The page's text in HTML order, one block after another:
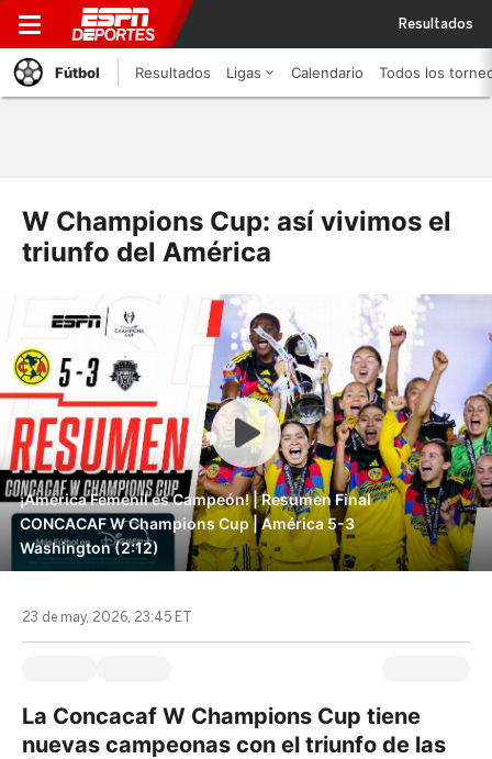
Resultados
Fútbol Resultados Ligas Calendario Todos los
W Champions Cup: así vivimos el
triunfo del América
¡América Femenil es Campeón! | Resumen Final
CONCACAF W Champions Cup | América 5-3
Washington (2:12)
23 de may, 2026, 23:45 ET
La Concacaf W Champions Cup tiene
nuevas campeonas con el triunfo de las